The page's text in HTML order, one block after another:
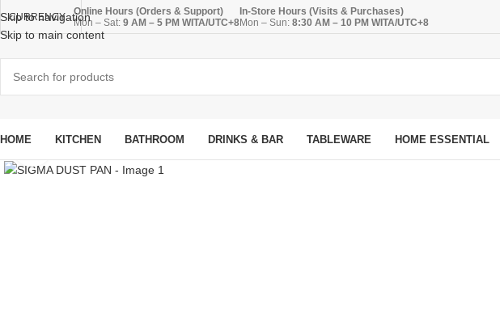
Skip to navigation
Skip to main content
CURRENCY
Online Hours (Orders & Support)
Mon – Sat: 9 AM – 5 PM WITA/UTC+8
In-Store Hours (Visits & Purchases)
Mon – Sun: 8:30 AM – 10 PM WITA/UTC+8
HOME KITCHEN BATHROOM DRINKS & BAR TABLEWARE HOME ESSENTIAL
Click to enlarge